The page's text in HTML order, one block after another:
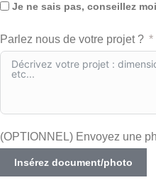
Je ne sais pas, conseillez moi
Parlez nous de votre projet ?
(OPTIONNEL) Envoyez une
Insérez document/photo